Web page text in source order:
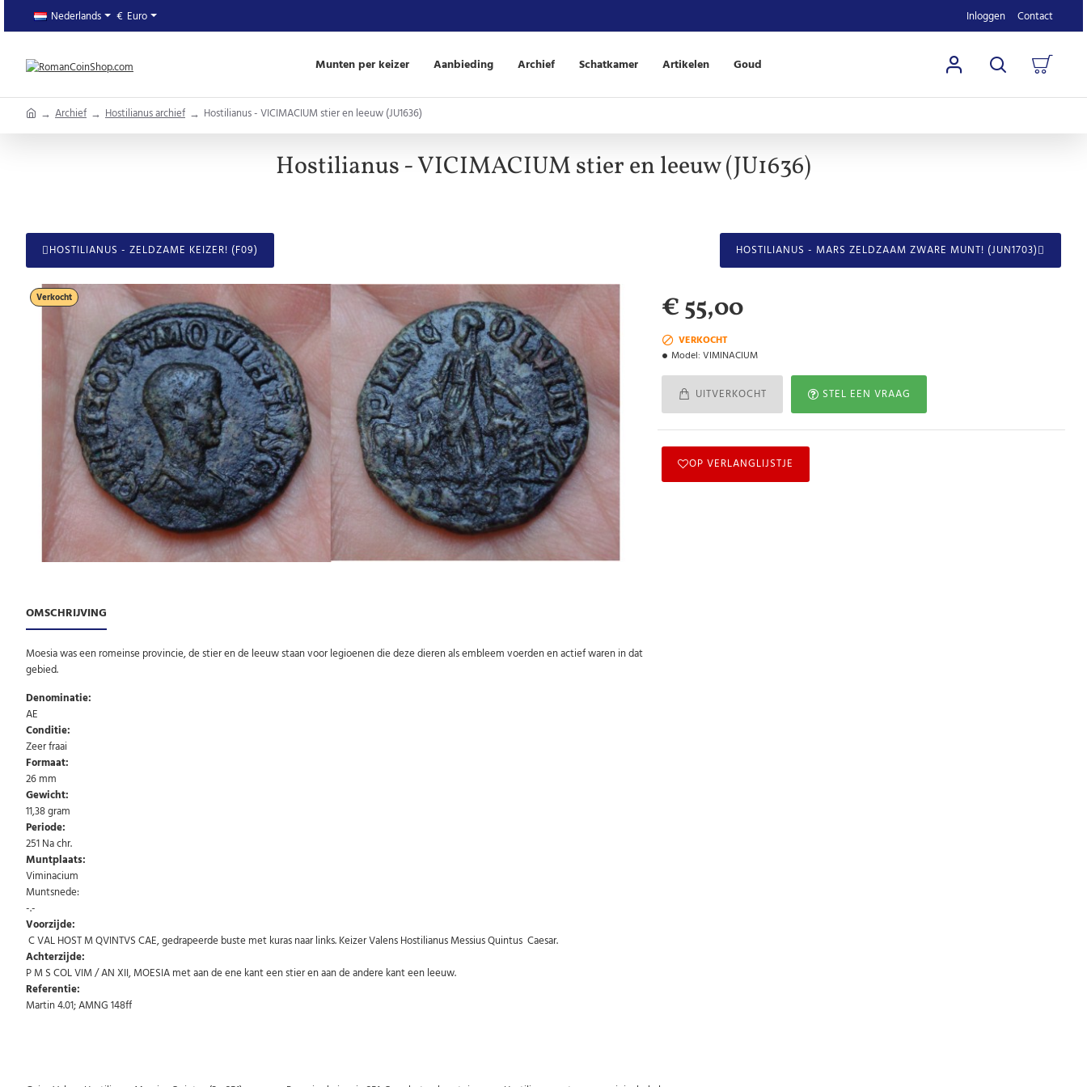
Nederlands € Euro Inloggen Contact
Munten per keizer Aanbieding Archief Schatkamer Artikelen Goud
homeArchief Hostilianus archief Hostilianus - VICIMACIUM stier en leeuw (JU1636)
Hostilianus - VICIMACIUM stier en leeuw (JU1636)
HOSTILIANUS - ZELDZAME KEIZER! (F09) HOSTILIANUS - MARS ZELDZAAM ZWARE MUNT! (JUN1703)
Verkocht
VERKOCHT
Model: VIMINACIUM
€ 55,00
UITVERKOCHT STEL EEN VRAAG
OP VERLANGLIJSTJE
OMSCHRIJVING
Moesia was een romeinse provincie, de stier en de leeuw staan voor legioenen die deze dieren als embleem voerden en actief waren in dat
gebied.
Denominatie:
AE
Conditie:
Zeer fraai
Formaat:
26 mm
Gewicht:
11,38 gram
Periode:
251 Na chr.
Muntplaats:
Viminacium
Muntsnede:
-.-
Voorzijde:
C VAL HOST M QVINTVS CAE, gedrapeerde buste met kuras naar links. Keizer Valens Hostilianus Messius Quintus Caesar.
Achterzijde:
P M S COL VIM / AN XII, MOESIA met aan de ene kant een stier en aan de andere kant een leeuw.
Referentie:
Martin 4.01; AMNG 148ff